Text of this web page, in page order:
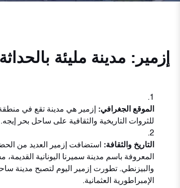
إزمير: مدينة مليئة
الموقع الجغرافي: إزمير هي مدينة تقع في
للثروات التاريخية والثقافية على ساحل بحر إيجه.
التاريخ والثقافة: استضافت إزمير العديد من
المعروفة باسم مدينة سميرنا اليونانية
والبيزنطي. تطورت إزمير اليوم لتصبح مدينة
الإمبراطورية العثمانية.